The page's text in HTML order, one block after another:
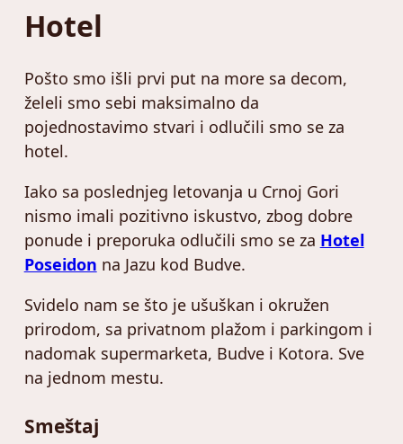
Hotel
Pošto smo išli prvi put na more sa decom,
želeli smo sebi maksimalno da
pojednostavimo stvari i odlučili smo se za
hotel.
Iako sa poslednjeg letovanja u Crnoj Gori
nismo imali pozitivno iskustvo, zbog dobre
ponude i preporuka odlučili smo se za Hotel
Poseidon na Jazu kod Budve.
Svidelo nam se što je ušuškan i okružen
prirodom, sa privatnom plažom i parkingom i
nadomak supermarketa, Budve i Kotora. Sve
na jednom mestu.
Smeštaj